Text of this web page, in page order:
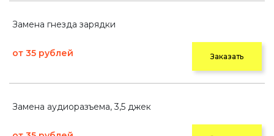
Замена гнезда зарядки
от 35 рублей Заказать
Замена аудиоразъема, 3,5 джек